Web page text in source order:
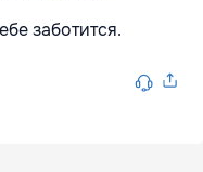
заботится.